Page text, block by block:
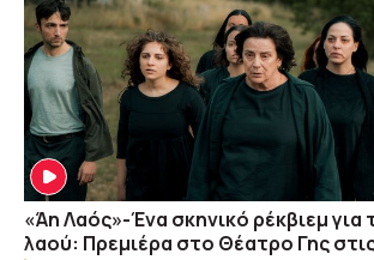
«Άη Λαός»-Ένα σκηνικό ρέκβιεμ για
λαού: Πρεμιέρα στο Θέατρο Γης